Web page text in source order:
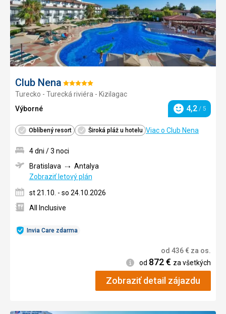
Club Nena Hodnotenie:
5/5
Turecko - Turecká riviéra - Kizilagac
Výborné
Hodnotenie
4,2 / 5
Oblíbený resort Široká pláž u hotelu Viac o Club Nena
Invia Care zdarma
4 dni / 3 noci
Bratislava
Antalya
Zobraziť letový plán
st 21.10. - so 24.10.2026
All Inclusive
od 436€ za os.
Informácie
od 872€ za všetkých
Zobraziť detail zájazdu